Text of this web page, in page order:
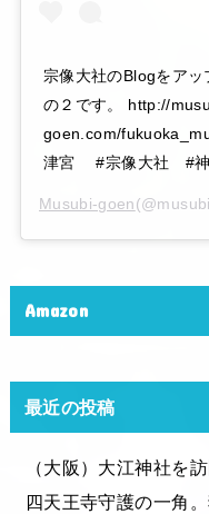
宗像大社のBlogをア
の２です。 http://
goen.com/
津宮 #宗像大社 #
Musubi-goen
Amazon
最近の投稿
（大阪）大江神社を
四天王寺守護の一角